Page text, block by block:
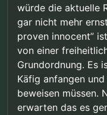
würde die aktuelle
gar nicht mehr
proven innocent”
von einer
Grundordnung. Es
Käfig anfangen
beweisen müssen.
erwarten das es